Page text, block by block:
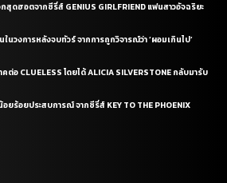
กสุดฮอตจากซีรี่ส์ GENIUS GIRLFRIEND แฟนสาวอัจฉริยะ
ในวงการหลังจบทัวร์ จากการถูกวิจารณ์ว่า ‘ผอมเกินไป’
ต่อ CLUELESS โดยได้ ALICIA SILVERSTONE กลับมารับ
ยร้อยประสบการณ์ จากซีรี่ส์ KEY TO THE PHOENIX